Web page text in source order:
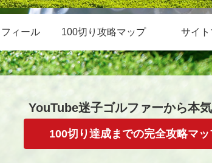
ィール 100切り攻略マップ サイ
YouTube迷子ゴルファーから本
100切り達成までの完全攻略マッ